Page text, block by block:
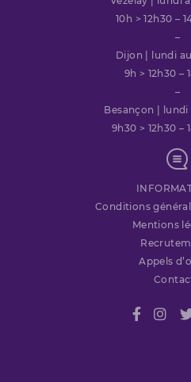
10h > 12h30 –
–
Dijon | lundi
9h > 12h30 –
–
Besançon |
9h30 > 12h30 –
Conditions
Mentions
Appels